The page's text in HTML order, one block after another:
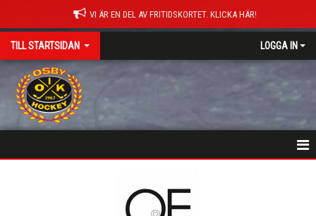
VI ÄR EN DEL AV FRITIDSKORTET. KLICKA HÄR!
TILL STARTSIDAN LOGGA IN